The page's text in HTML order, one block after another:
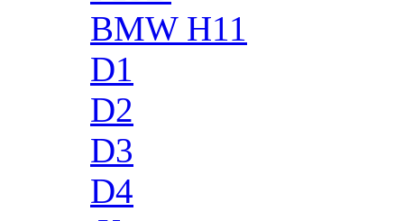
BMW H11
D1
D2
D3
D4